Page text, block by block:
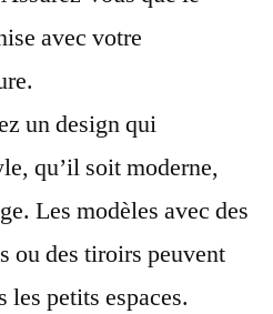
avec votre
un design qui
qu’il soit moderne,
Les modèles avec des
ou des tiroirs peuvent
les petits espaces.